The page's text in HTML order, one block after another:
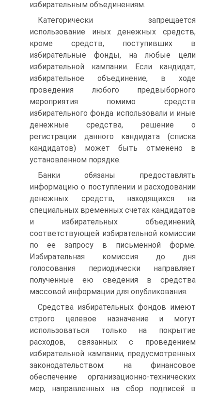
избирательным объединениям.
Категорически запрещается
использование иных денежных средств,
кроме средств, поступивших в
избирательные фонды, на любые цели
избирательной кампании. Если кандидат,
избирательное объединение, в ходе
проведения любого предвыборного
мероприятия помимо средств
избирательного фонда использовали и иные
денежные средства, решение о
регистрации данного кандидата (списка
кандидатов) может быть отменено в
установленном порядке.
Банки обязаны предоставлять
информацию о поступлении и расходовании
денежных средств, находящихся на
специальных временных счетах кандидатов
и избирательных объединений,
соответствующей избирательной комиссии
по ее запросу в письменной форме.
Избирательная комиссия до дня
голосования периодически направляет
полученные ею сведения в средства
массовой информации для опубликования.
Средства избирательных фондов имеют
строго целевое назначение и могут
использоваться только на покрытие
расходов, связанных с проведением
избирательной кампании, предусмотренных
законодательством: на финансовое
обеспечение организационно-технических
мер, направленных на сбор подписей в